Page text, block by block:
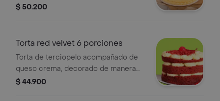
maracuyá.
$ 50.200
Torta red velvet 6 porciones
Torta de terciopelo acompañado de
queso crema, decorado de manera
delicada para complementar la
$ 44.900